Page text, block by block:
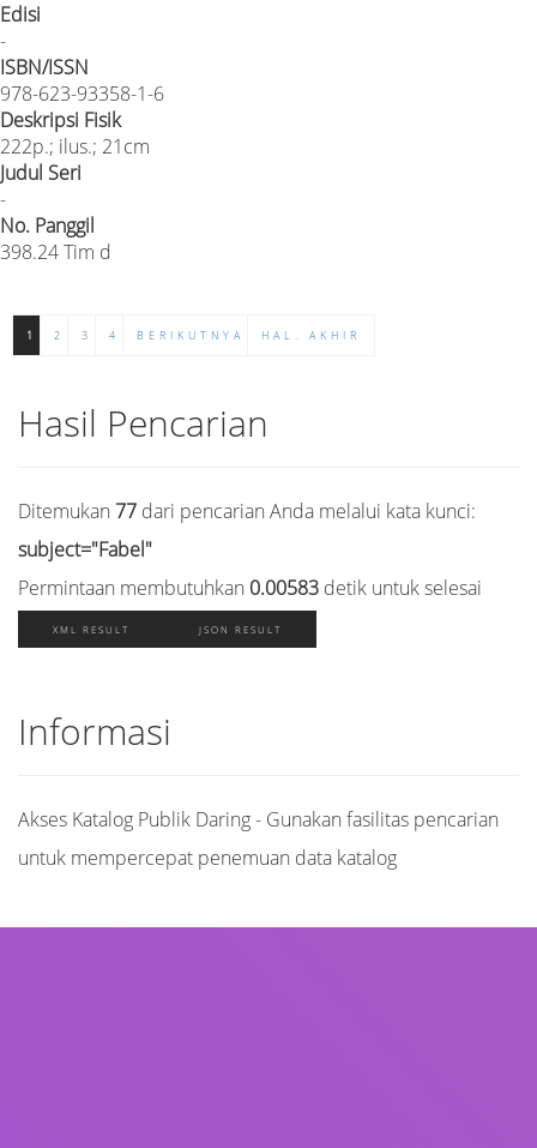
Edisi
-
ISBN/ISSN
978-623-93358-1-6
Deskripsi Fisik
222p.; ilus.; 21cm
Judul Seri
-
No. Panggil
398.24 Tim d
1 2 3 4 BERIKUTNYA HAL. AKHIR
Hasil Pencarian
Ditemukan 77 dari pencarian Anda melalui kata kunci:
subject="Fabel"
Permintaan membutuhkan 0.00583 detik untuk selesai
XML RESULT JSON RESULT
Informasi
Akses Katalog Publik Daring - Gunakan fasilitas pencarian
untuk mempercepat penemuan data katalog